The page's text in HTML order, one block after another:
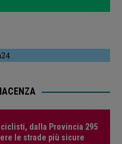
dalla Provincia 295
le strade più sicure